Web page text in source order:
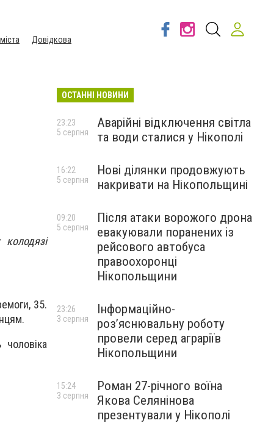
Довідкова
35.
ОСТАННІ НОВИНИ
Аварійні відключення світла
та води сталися у Нікополі
23:23
5 серпня
Нові ділянки продовжують
накривати на Нікопольщині
16:22
5 серпня
Після атаки ворожого дрона
евакуювали поранених із
рейсового автобуса
правоохоронці
Нікопольщини
09:20
5 серпня
Інформаційно-
роз’яснювальну роботу
провели серед аграріїв
Нікопольщини
23:26
3 серпня
Роман 27-річного воїна
Якова Селянінова
презентували у Нікополі
15:24
3 серпня